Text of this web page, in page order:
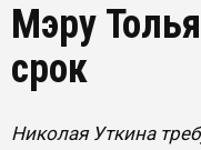
Мэру
срок
Николая Уткина